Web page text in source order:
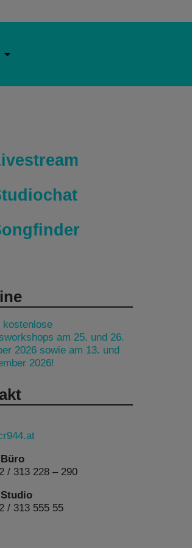
kostenlose
am 25. und 26.
2026 sowie am 13. und
2026!
/ 313 228 – 290
/ 313 555 55